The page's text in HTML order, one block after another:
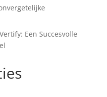
Een Succesvolle